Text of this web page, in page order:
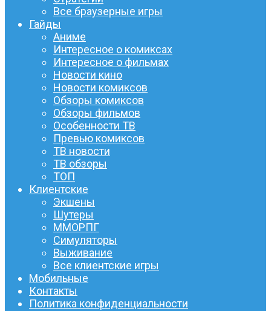
Все браузерные игры
Гайды
Аниме
Интересное о комиксах
Интересное о фильмах
Новости кино
Новости комиксов
Обзоры комиксов
Обзоры фильмов
Особенности ТВ
Превью комиксов
ТВ новости
ТВ обзоры
ТОП
Клиентские
Экшены
Шутеры
ММОРПГ
Симуляторы
Выживание
Все клиентские игры
Мобильные
Контакты
Политика конфиденциальности